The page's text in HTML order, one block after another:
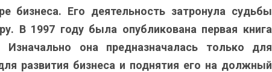
бизнеса. Его деятельность затронула судьбы
В 1997 году была опубликована первая книга
она предназначалась только для
развития бизнеса и поднятия его на должный